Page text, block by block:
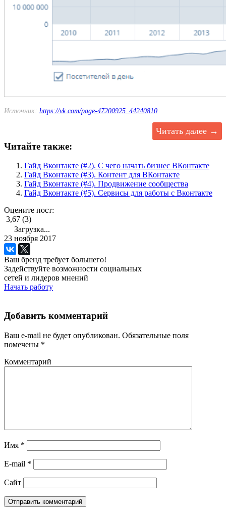
Источник: https://vk.com/page-47200925_44240810
Читать далее →
Читайте также:
Гайд Вконтакте (#2). С чего начать бизнес ВКонтакте
Гайд Вконтакте (#3). Контент для ВКонтакте
Гайд Вконтакте (#4). Продвижение сообщества
Гайд Вконтакте (#5). Сервисы для работы с Вконтакте
Оцените пост:
3,67 (3)
Загрузка...
23 ноября 2017
Ваш бренд требует большего!
Задействуйте возможности социальных
сетей и лидеров мнений
Начать работу
Добавить комментарий
Ваш e-mail не будет опубликован. Обязательные поля
помечены *
Комментарий
Имя *
E-mail *
Сайт